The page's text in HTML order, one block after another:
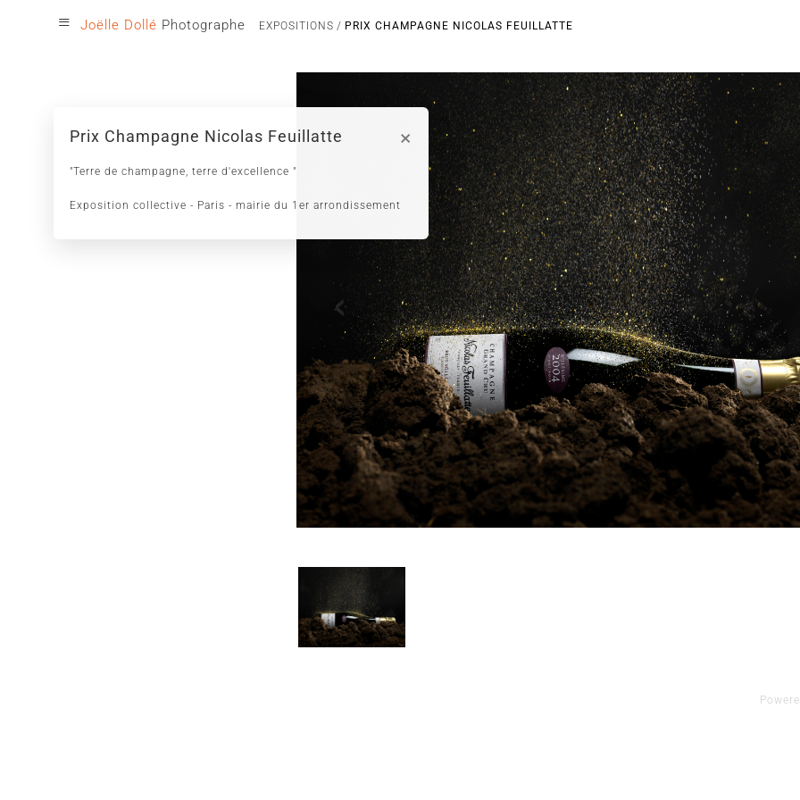
≡ Joëlle Dollé Photographe EXPOSITIONS PRIX CHAMPAGNE NICOLAS FEUILLATTE
×
Prix Champagne Nicolas Feuillatte
"Terre de champagne, terre d'excellence "
Exposition collective - Paris - mairie du 1er arrondissement
‹